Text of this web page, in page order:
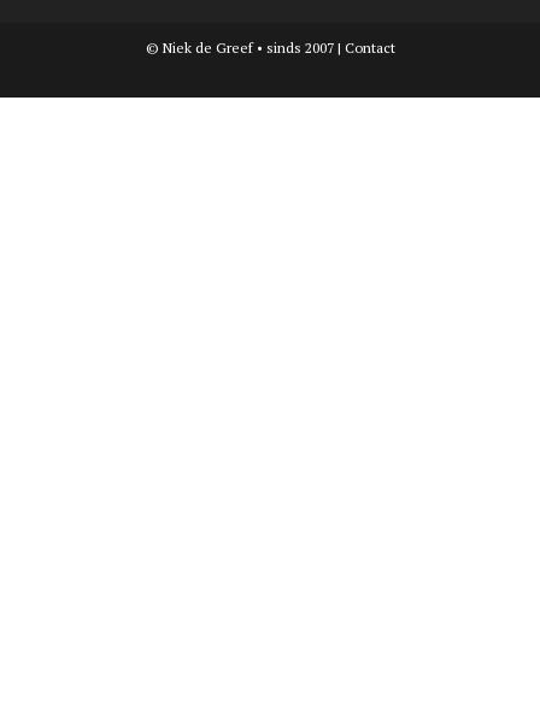
© Niek de Greef • sinds 2007 | Contact